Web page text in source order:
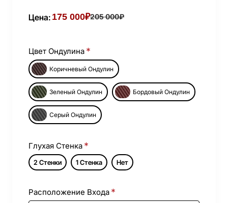
Цена: 175 000₽205 000₽
Цвет Ондулина
Коричневый Ондулин
Зеленый Ондулин Бордовый Ондулин
Серый Ондулин
Глухая Стенка
2 Стенки 1 Стенка Нет
Расположение Входа